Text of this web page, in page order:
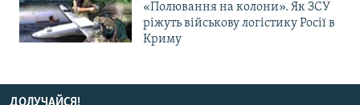
«Полювання на колони». Як ЗСУ
ріжуть військову логістику Росії в
Криму